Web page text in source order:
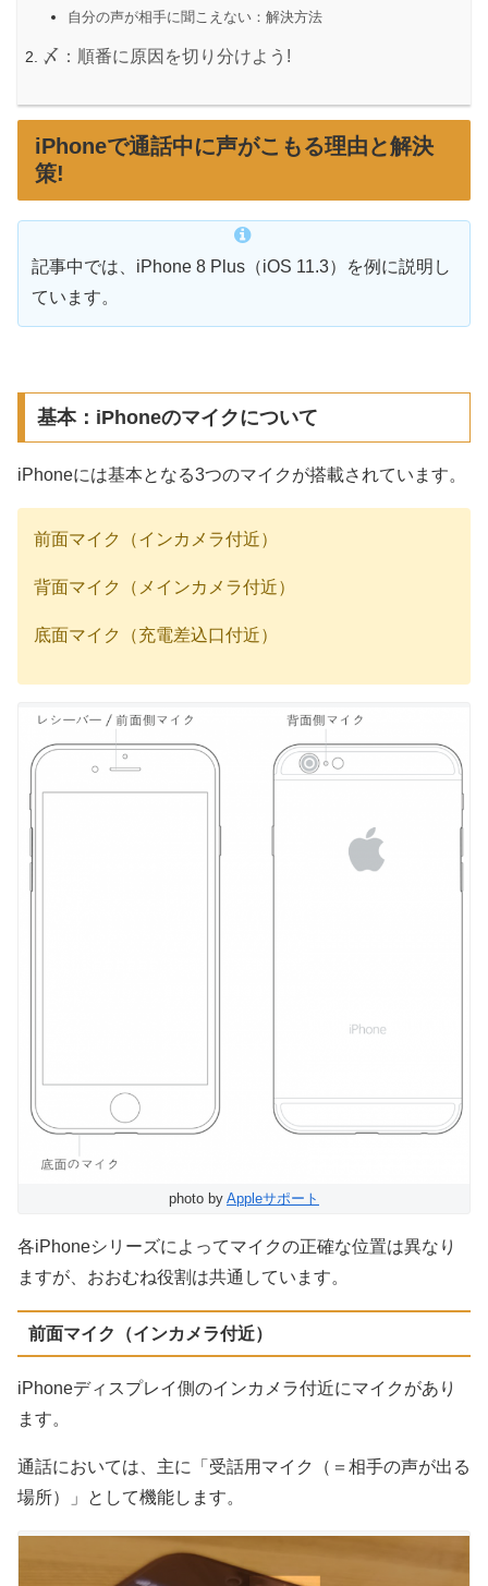
自分の声が相手に聞こえない：解決方法
〆：順番に原因を切り分けよう!
iPhoneで通話中に声がこもる理由と解決
策!
記事中では、iPhone 8 Plus（iOS 11.3）を例に説明し
ています。
基本：iPhoneのマイクについて
iPhoneには基本となる3つのマイクが搭載されています。
前面マイク（インカメラ付近）
背面マイク（メインカメラ付近）
底面マイク（充電差込口付近）
photo by Appleサポート
各iPhoneシリーズによってマイクの正確な位置は異なり
ますが、おおむね役割は共通しています。
前面マイク（インカメラ付近）
iPhoneディスプレイ側のインカメラ付近にマイクがあり
ます。
通話においては、主に「受話用マイク（＝相手の声が出る
場所）」として機能します。